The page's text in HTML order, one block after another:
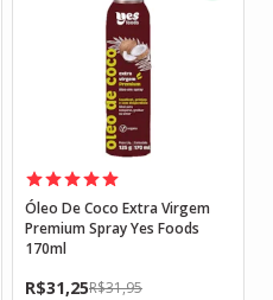
Óleo De Coco Extra Virgem
Premium Spray Yes Foods
170ml
R$31,95
R$31,25